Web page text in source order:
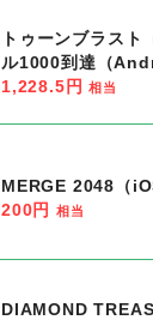
トゥーンブラス
ル1000到達（
1,228.5円
相当
MERGE 2048（
200円
相当
DIAMOND